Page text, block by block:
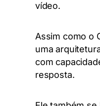
vídeo.
Assim como o
uma
com
resposta.